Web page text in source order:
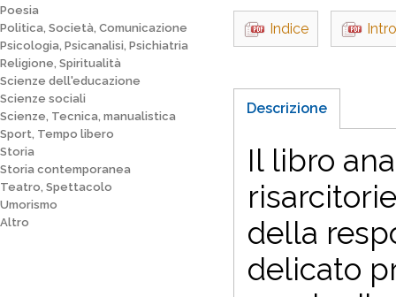
Poesia
Politica, Società, Comunicazione
Psicologia, Psicanalisi, Psichiatria
Religione, Spiritualità
Scienze dell'educazione
Scienze sociali
Scienze, Tecnica, manualistica
Sport, Tempo libero
Storia
Storia contemporanea
Teatro, Spettacolo
Umorismo
Altro
Indice
Descrizione
Il libro
della
delicato